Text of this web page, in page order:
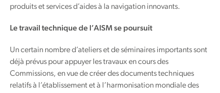
produits et services d’aides à la navigation innovants.
Le travail technique de l’AISM se poursuit
Un certain nombre d’ateliers et de séminaires importants sont
déjà prévus pour appuyer les travaux en cours des
Commissions, en vue de créer des documents techniques
relatifs à l’établissement et à l’harmonisation mondiale des